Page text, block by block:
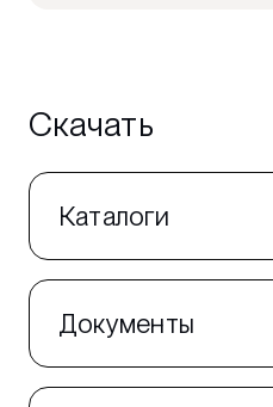
Скачать
Каталоги
Документы